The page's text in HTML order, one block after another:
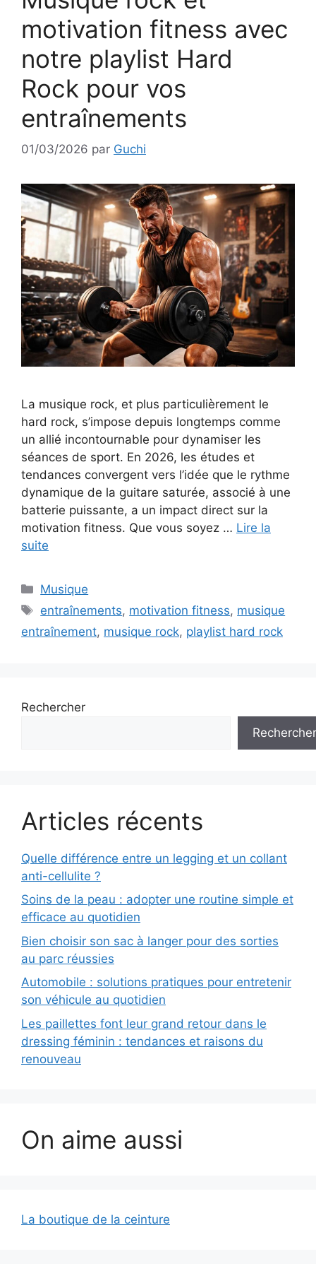
motivation fitness avec
notre playlist Hard
Rock pour vos
entraînements
01/03/2026 par Guchi
La musique rock, et plus particulièrement le
hard rock, s’impose depuis longtemps comme
un allié incontournable pour dynamiser les
séances de sport. En 2026, les études et
tendances convergent vers l’idée que le rythme
dynamique de la guitare saturée, associé à une
batterie puissante, a un impact direct sur la
motivation fitness. Que vous soyez … Lire la
suite
Catégories
Musique
Étiquettes
entraînements, motivation fitness, musique
entraînement, musique rock, playlist hard rock
Rechercher
Rechercher
Articles récents
Quelle différence entre un legging et un collant
anti-cellulite ?
Soins de la peau : adopter une routine simple et
efficace au quotidien
Bien choisir son sac à langer pour des sorties
au parc réussies
Automobile : solutions pratiques pour entretenir
son véhicule au quotidien
Les paillettes font leur grand retour dans le
dressing féminin : tendances et raisons du
renouveau
On aime aussi
La boutique de la ceinture